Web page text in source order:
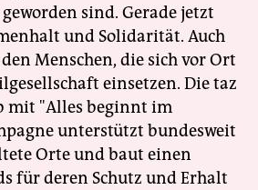
sind. Gerade jetzt
und Solidarität. Auch
Menschen, die sich vor Ort
einsetzen. Die taz
mit "Alles beginnt im
unterstützt bundesweit
Orte und baut einen
für deren Schutz und Erhalt